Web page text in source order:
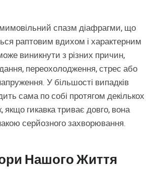
спазм діафрагми, що
раптовим вдихом і характерним
виникнути з різних причин,
переохолодження, стрес або
У більшості випадків
сама по собі протягом декількох
гикавка триває довго, вона
серйозного захворювання.
Нашого Життя